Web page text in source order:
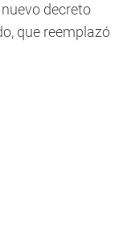
decreto
que reemplazó